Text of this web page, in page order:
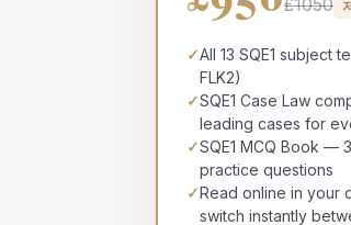
£1050
✓All 13 SQE1 subject
FLK2)
✓SQE1 Case Law
leading cases for
✓SQE1 MCQ Book —
practice questions
✓Read online in your
switch instantly